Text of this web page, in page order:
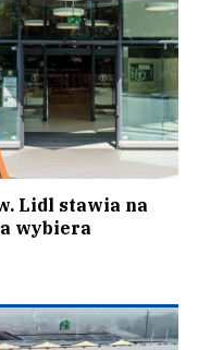
Lidl stawia na
wybiera